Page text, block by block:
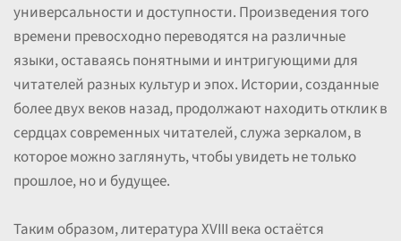
универсальности и доступности. Произведения того
времени превосходно переводятся на различные
языки, оставаясь понятными и интригующими для
читателей разных культур и эпох. Истории, созданные
более двух веков назад, продолжают находить отклик в
сердцах современных читателей, служа зеркалом, в
которое можно заглянуть, чтобы увидеть не только
прошлое, но и будущее.
Таким образом, литература XVIII века остаётся